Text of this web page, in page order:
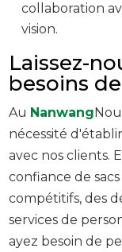
collaboration
vision.
Laissez-
besoins
Au Nanwang
nécessité
avec nos clients.
confiance de
compétitifs, des
services de
ayez besoin de